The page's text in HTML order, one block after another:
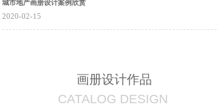
城市地产画册设计案例欣赏
2020-02-15
画册设计作品
CATALOG DESIGN